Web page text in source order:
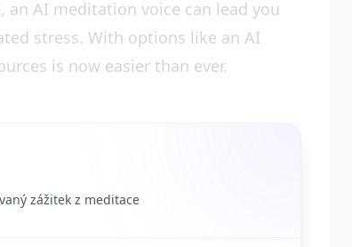
an AI meditation voice can lead you
stress. With options like an AI
is now easier than ever.
zážitek z meditace